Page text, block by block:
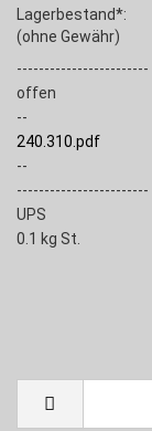
Lagerbestand*:
(ohne Gewähr)
------------------------
offen
--
240.310.pdf
--
------------------------
UPS
0.1 kg St.